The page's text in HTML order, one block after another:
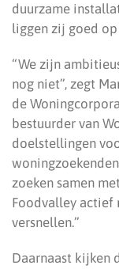
duurzame
liggen zij goed op
“We zijn
nog niet”, zegt
de
bestuurder van
doelstellingen
zoeken samen
Foodvalley actief
versnellen.”
Daarnaast kijken